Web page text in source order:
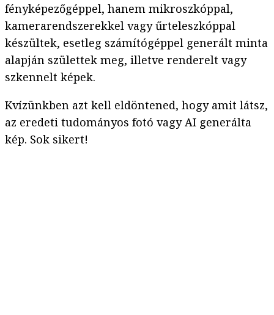
fényképezőgéppel, hanem mikroszkóppal,
kamerarendszerekkel vagy űrteleszkóppal
készültek, esetleg számítógéppel generált minta
alapján születtek meg, illetve renderelt vagy
szkennelt képek.
Kvízünkben azt kell eldöntened, hogy amit látsz,
az eredeti tudományos fotó vagy AI generálta
kép. Sok sikert!